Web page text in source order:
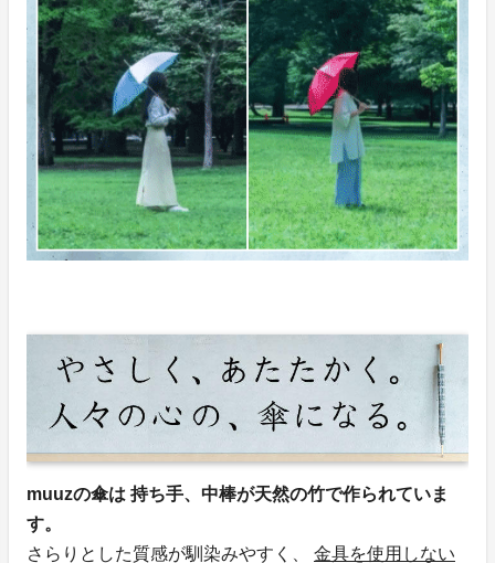
muuzの傘は 持ち手、中棒が天然の竹で作られていま
す。
さらりとした質感が馴染みやすく、 金具を使用しない